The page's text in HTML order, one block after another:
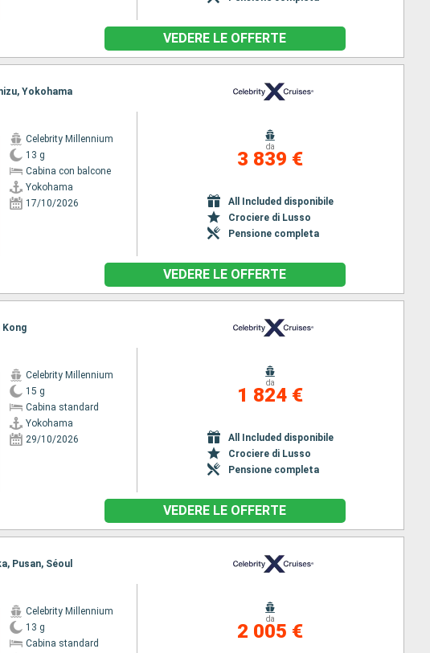
VEDERE LE OFFERTE
Yokohama
Celebrity Millennium
13 g
Cabina con balcone
Yokohama
17/10/2026
da
3 839 €
All Included disponibile
Crociere di Lusso
Pensione completa
VEDERE LE OFFERTE
Kong
Celebrity Millennium
15 g
Cabina standard
Yokohama
29/10/2026
da
1 824 €
All Included disponibile
Crociere di Lusso
Pensione completa
VEDERE LE OFFERTE
Pusan, Séoul
Celebrity Millennium
13 g
Cabina standard
da
2 005 €